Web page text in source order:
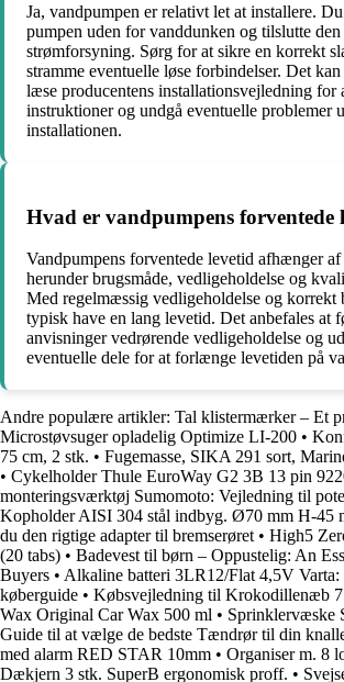
Ja, vandpumpen er relativt let at installere.
pumpen uden for vanddunken og tilslutte
strømforsyning. Sørg for at sikre en korrekt
stramme eventuelle løse forbindelser. Det
læse producentens installationsvejledning for
instruktioner og undgå eventuelle problemer
installationen.
Hvad er vandpumpens forventede
Vandpumpens forventede levetid afhænger
herunder brugsmåde, vedligeholdelse og
Med regelmæssig vedligeholdelse og korrekt
typisk have en lang levetid. Det anbefales at
anvisninger vedrørende vedligeholdelse og
eventuelle dele for at forlænge levetiden på
Andre populære artikler: Tal klistermærker – Et
Microstøvsuger opladelig Optimize LI-200 •
75 cm, 2 stk. • Fugemasse, SIKA 291 sort,
• Cykelholder Thule EuroWay G2 3B 13 pin
monteringsværktøj Sumomoto: Vejledning til
Kopholder AISI 304 stål indbyg. Ø70 mm H-45
du den rigtige adapter til bremserøret • High5
(20 tabs) • Badevest til børn – Oppustelig: An
Buyers • Alkaline batteri 3LR12/Flat 4,5V
køberguide • Købsvejledning til Krokodillenæb
Wax Original Car Wax 500 ml • Sprinklervæske
Guide til at vælge de bedste Tændrør til din
med alarm RED STAR 10mm • Organiser m. 8
Dækjern 3 stk. SuperB ergonomisk proff. •